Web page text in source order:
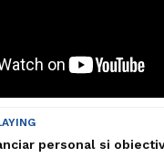
personal si